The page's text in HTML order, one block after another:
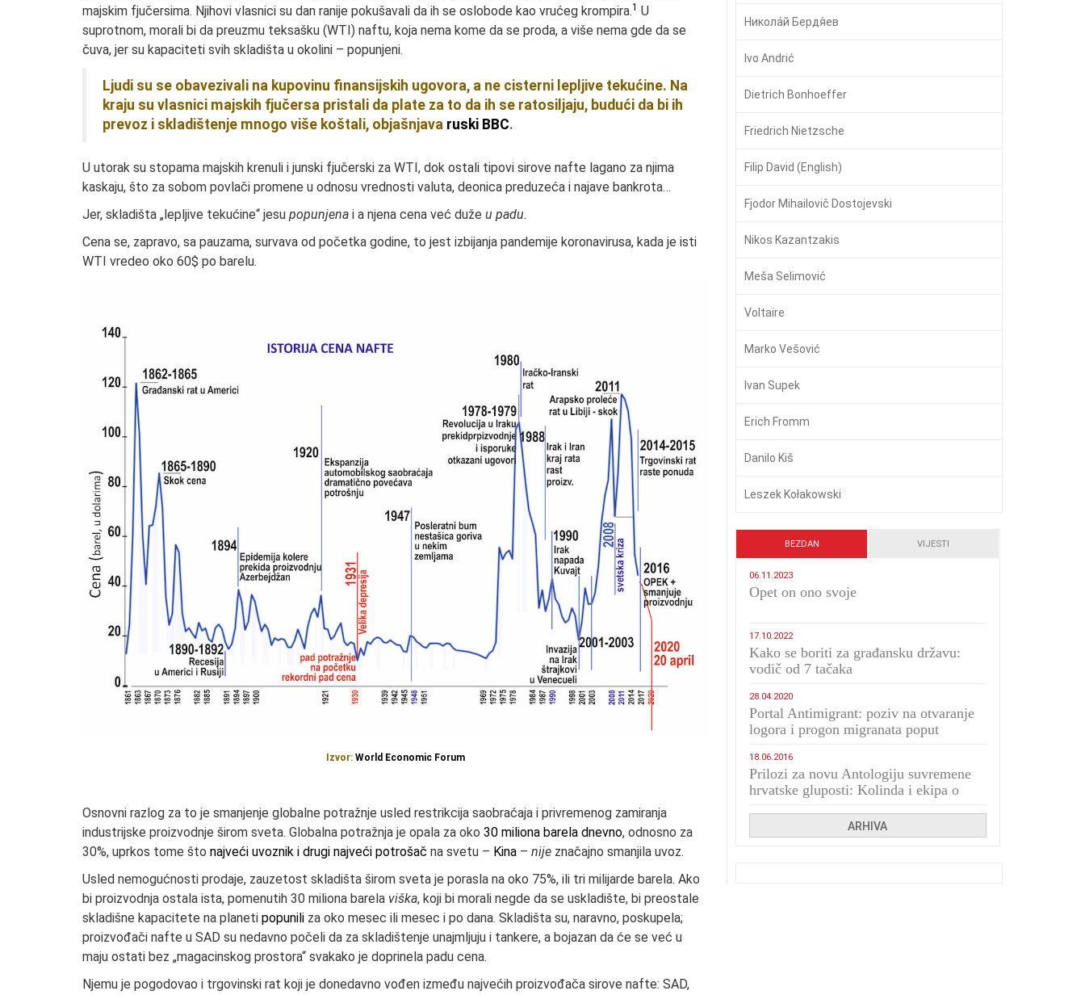
majskim fjučersima. Njihovi vlasnici su dan ranije pokušavali da ih se oslobode kao vrućeg krompira.1 U
suprotnom, morali bi da preuzmu teksašku (WTI) naftu, koja nema kome da se proda, a više nema gde da se
čuva, jer su kapaciteti svih skladišta u okolini – popunjeni.
Ljudi su se obavezivali na kupovinu finansijskih ugovora, a ne cisterni lepljive tekućine. Na
kraju su vlasnici majskih fjučersa pristali da plate za to da ih se ratosiljaju, budući da bi ih
prevoz i skladištenje mnogo više koštali, objašnjava ruski BBC.
U utorak su stopama majskih krenuli i junski fjučerski za WTI, dok ostali tipovi sirove nafte lagano za njima
kaskaju, što za sobom povlači promene u odnosu vrednosti valuta, deonica preduzeća i najave bankrota…
Jer, skladišta „lepljive tekućine“ jesu popunjena i a njena cena već duže u padu.
Cena se, zapravo, sa pauzama, survava od početka godine, to jest izbijanja pandemije koronavirusa, kada je isti
WTI vredeo oko 60$ po barelu.
Izvor: World Economic Forum
Osnovni razlog za to je smanjenje globalne potražnje usled restrikcija saobraćaja i privremenog zamiranja
industrijske proizvodnje širom sveta. Globalna potražnja je opala za oko 30 miliona barela dnevno, odnosno za
30%, uprkos tome što najveći uvoznik i drugi najveći potrošač na svetu – Kina – nije značajno smanjila uvoz.
Usled nemogućnosti prodaje, zauzetost skladišta širom sveta je porasla na oko 75%, ili tri milijarde barela. Ako
bi proizvodnja ostala ista, pomenutih 30 miliona barela viška, koji bi morali negde da se uskladište, bi preostale
skladišne kapacitete na planeti popunili za oko mesec ili mesec i po dana. Skladišta su, naravno, poskupela;
proizvođači nafte u SAD su nedavno počeli da za skladištenje unajmljuju i tankere, a bojazan da će se već u
maju ostati bez „magacinskog prostora“ svakako je doprinela padu cena.
Njemu je pogodovao i trgovinski rat koji je donedavno vođen između najvećih proizvođača sirove nafte: SAD,
Никола́й Бердя́ев
Ivo Andrić
Dietrich Bonhoeffer
Friedrich Nietzsche
Filip David (English)
Fjodor Mihailovič Dostojevski
Nikos Kazantzakis
Meša Selimović
Voltaire
Marko Vešović
Ivan Supek
Erich Fromm
Danilo Kiš
Leszek Kołakowski
BEZDAN VIJESTI
06.11.2023
​Opet on ono svoje
17.10.2022
Kako se boriti za građansku državu:
vodič od 7 tačaka
28.04.2020
Portal Antimigrant: poziv na otvaranje
logora i progon migranata poput
18.06.2016
Prilozi za novu Antologiju suvremene
hrvatske gluposti: Kolinda i ekipa o
ARHIVA